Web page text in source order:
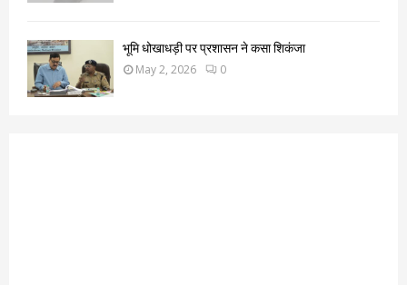
भूमि धोखाधड़ी पर प्रशासन ने कसा शिकंजा
May 2, 2026 0